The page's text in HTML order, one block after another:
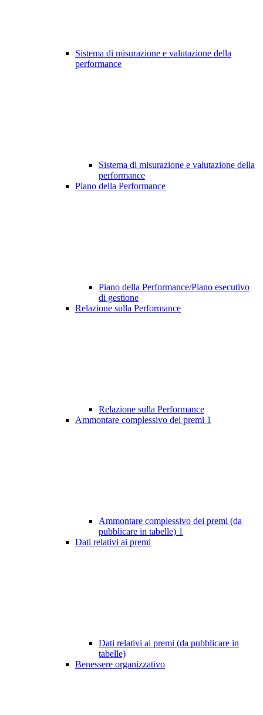
Sistema di misurazione e valutazione della
performance
Sistema di misurazione e valutazione della
performance
Piano della Performance
Piano della Performance/Piano esecutivo
di gestione
Relazione sulla Performance
Relazione sulla Performance
Ammontare complessivo dei premi 1
Ammontare complessivo dei premi (da
pubblicare in tabelle) 1
Dati relativi ai premi
Dati relativi ai premi (da pubblicare in
tabelle)
Benessere organizzativo